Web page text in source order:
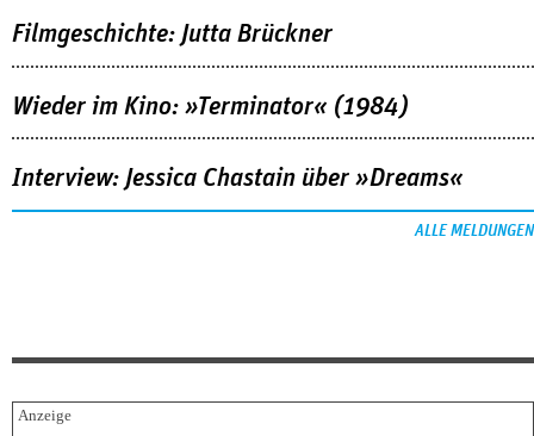
Filmgeschichte: Jutta Brückner
Wieder im Kino: »Terminator« (1984)
Interview: Jessica Chastain über »Dreams«
ALLE MELDUNGEN